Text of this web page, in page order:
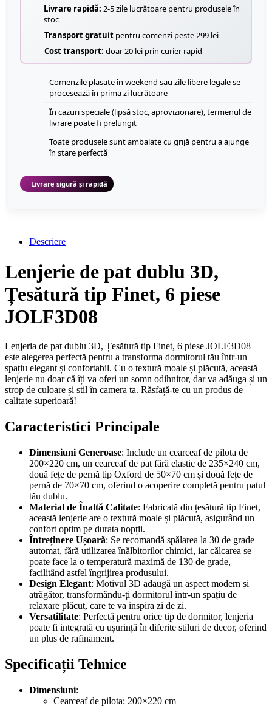
Livrare rapidă: 2-5 zile lucrătoare pentru produsele în
stoc
Transport gratuit pentru comenzi peste 299 lei
Cost transport: doar 20 lei prin curier rapid
Comenzile plasate în weekend sau zile libere legale se
procesează în prima zi lucrătoare
În cazuri speciale (lipsă stoc, aprovizionare), termenul de
livrare poate fi prelungit
Toate produsele sunt ambalate cu grijă pentru a ajunge
în stare perfectă
Livrare sigură și rapidă
Descriere
Lenjerie de pat dublu 3D,
Țesătură tip Finet, 6 piese
JOLF3D08
Lenjeria de pat dublu 3D, Țesătură tip Finet, 6 piese JOLF3D08
este alegerea perfectă pentru a transforma dormitorul tău într-un
spațiu elegant și confortabil. Cu o textură moale și plăcută, această
lenjerie nu doar că îți va oferi un somn odihnitor, dar va adăuga și un
strop de culoare și stil în camera ta. Răsfață-te cu un produs de
calitate superioară!
Caracteristici Principale
Dimensiuni Generoase: Include un cearceaf de pilota de
200×220 cm, un cearceaf de pat fără elastic de 235×240 cm,
două fețe de pernă tip Oxford de 50×70 cm și două fețe de
pernă de 70×70 cm, oferind o acoperire completă pentru patul
tău dublu.
Material de Înaltă Calitate: Fabricată din țesătură tip Finet,
această lenjerie are o textură moale și plăcută, asigurând un
confort optim pe durata nopții.
Întreținere Ușoară: Se recomandă spălarea la 30 de grade
automat, fără utilizarea înălbitorilor chimici, iar călcarea se
poate face la o temperatură maximă de 130 de grade,
facilitând astfel îngrijirea produsului.
Design Elegant: Motivul 3D adaugă un aspect modern și
atrăgător, transformându-ți dormitorul într-un spațiu de
relaxare plăcut, care te va inspira zi de zi.
Versatilitate: Perfectă pentru orice tip de dormitor, lenjeria
poate fi integrată cu ușurință în diferite stiluri de decor, oferind
un plus de rafinament.
Specificații Tehnice
Dimensiuni:
Cearceaf de pilota: 200×220 cm